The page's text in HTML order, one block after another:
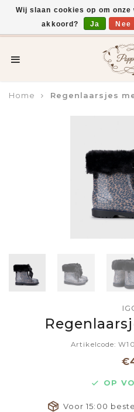
Voor 15:00 uur
Home Regenlaarsjes
Artikelcode:
OP
Voor 15:00
Wij slaan cookies op om
akkoord?
Ja Nee